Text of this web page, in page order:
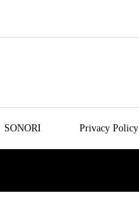
SONORI Privacy Policy